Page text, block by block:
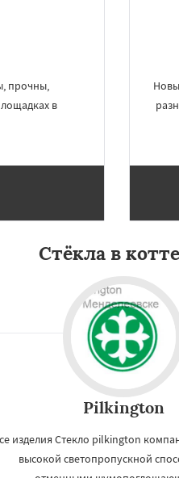
×
прочны,
в
Стёкла в
Pilkington
изделия Стекло pilkington
высокой светопропускной